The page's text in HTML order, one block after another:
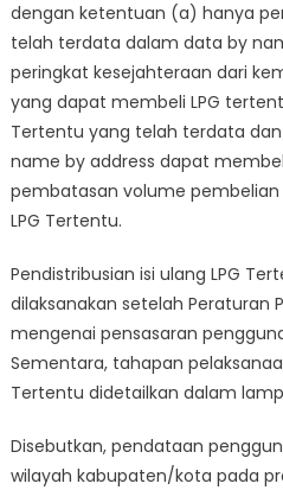
dengan ketentuan (a) hanya
telah terdata dalam data by
peringkat kesejahteraan dari
yang dapat membeli LPG
Tertentu yang telah terdata
name by address dapat
pembatasan volume pembelian
LPG Tertentu.
Pendistribusian isi ulang LPG
dilaksanakan setelah Peraturan
mengenai pensasaran
Sementara, tahapan
Tertentu didetailkan dalam
Disebutkan, pendataan
wilayah kabupaten/kota pada